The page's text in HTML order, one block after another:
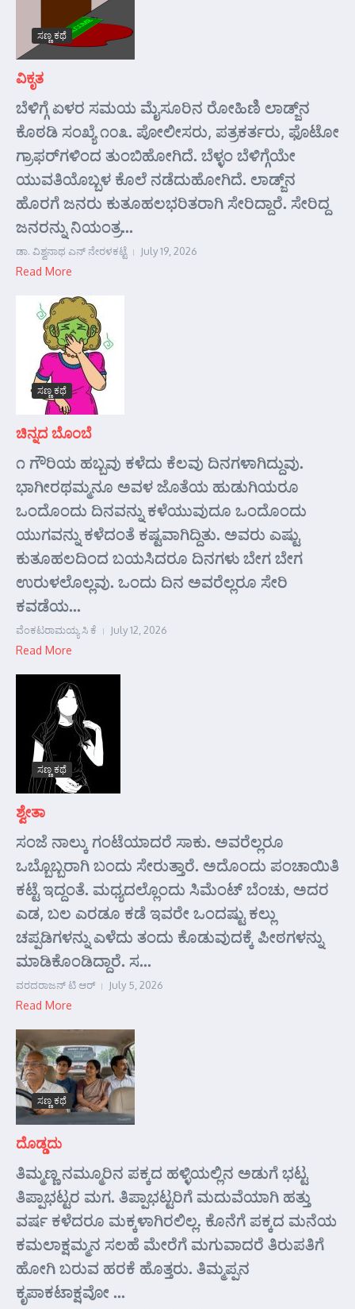
ಸಣ್ಣ ಕಥೆ
ವಿಕೃತ
ಬೆಳಿಗ್ಗೆ ಏಳರ ಸಮಯ ಮೈಸೂರಿನ ರೋಹಿಣಿ ಲಾಡ್ಜ್‌ನ
ಕೊಠಡಿ ಸಂಖ್ಯೆ ೧೦೩. ಪೋಲೀಸರು, ಪತ್ರಕರ್ತರು, ಫೊಟೋ
ಗ್ರಾಫರ್‌ಗಳಿಂದ ತುಂಬಿಹೋಗಿದೆ. ಬೆಳ್ಳಂ ಬೆಳಿಗ್ಗೆಯೇ
ಯುವತಿಯೊಬ್ಬಳ ಕೊಲೆ ನಡೆದುಹೋಗಿದೆ. ಲಾಡ್ಜ್‌ನ
ಹೊರಗೆ ಜನರು ಕುತೂಹಲಭರಿತರಾಗಿ ಸೇರಿದ್ದಾರೆ. ಸೇರಿದ್ದ
ಜನರನ್ನು ನಿಯಂತ್ರ...
ಡಾ. ವಿಶ್ವನಾಥ ಎನ್ ನೇರಳಕಟ್ಟೆ July 19, 2026
Read More
ಸಣ್ಣ ಕಥೆ
ಚಿನ್ನದ ಬೊಂಬೆ
೧ ಗೌರಿಯ ಹಬ್ಬವು ಕಳೆದು ಕೆಲವು ದಿನಗಳಾಗಿದ್ದುವು.
ಭಾಗೀರಥಮ್ಮನೂ ಅವಳ ಜೊತೆಯ ಹುಡುಗಿಯರೂ
ಒಂದೊಂದು ದಿನವನ್ನು ಕಳೆಯುವುದೂ ಒಂದೊಂದು
ಯುಗವನ್ನು ಕಳೆದಂತೆ ಕಷ್ಟವಾಗಿದ್ದಿತು. ಅವರು ಎಷ್ಟು
ಕುತೂಹಲದಿಂದ ಬಯಸಿದರೂ ದಿನಗಳು ಬೇಗ ಬೇಗ
ಉರುಳಲೊಲ್ಲವು. ಒಂದು ದಿನ ಅವರೆಲ್ಲರೂ ಸೇರಿ
ಕವಡೆಯ...
ವೆಂಕಟರಾಮಯ್ಯ ಸಿ ಕೆ July 12, 2026
Read More
ಸಣ್ಣ ಕಥೆ
ಶ್ವೇತಾ
ಸಂಜೆ ನಾಲ್ಕು ಗಂಟೆಯಾದರೆ ಸಾಕು. ಅವರೆಲ್ಲರೂ
ಒಬ್ಬೊಬ್ಬರಾಗಿ ಬಂದು ಸೇರುತ್ತಾರೆ. ಅದೊಂದು ಪಂಚಾಯಿತಿ
ಕಟ್ಟೆ ಇದ್ದಂತೆ. ಮಧ್ಯದಲ್ಲೊಂದು ಸಿಮೆಂಟ್ ಬೆಂಚು, ಅದರ
ಎಡ, ಬಲ ಎರಡೂ ಕಡೆ ಇವರೇ ಒಂದಷ್ಟು ಕಲ್ಲು
ಚಪ್ಪಡಿಗಳನ್ನು ಎಳೆದು ತಂದು ಕೊಡುವುದಕ್ಕೆ ಪೀಠಗಳನ್ನು
ಮಾಡಿಕೊಂಡಿದ್ದಾರೆ. ಸ...
ವರದರಾಜನ್ ಟಿ ಆರ್ July 5, 2026
Read More
ಸಣ್ಣ ಕಥೆ
ದೊಡ್ಡದು
ತಿಮ್ಮಣ್ಣ ನಮ್ಮೂರಿನ ಪಕ್ಕದ ಹಳ್ಳಿಯಲ್ಲಿನ ಅಡುಗೆ ಭಟ್ಟ
ತಿಪ್ಪಾಭಟ್ಟರ ಮಗ. ತಿಪ್ಪಾಭಟ್ಟರಿಗೆ ಮದುವೆಯಾಗಿ ಹತ್ತು
ವರ್ಷ ಕಳೆದರೂ ಮಕ್ಕಳಾಗಿರಲಿಲ್ಲ. ಕೊನೆಗೆ ಪಕ್ಕದ ಮನೆಯ
ಕಮಲಾಕ್ಷಮ್ಮನ ಸಲಹೆ ಮೇರೆಗೆ ಮಗುವಾದರೆ ತಿರುಪತಿಗೆ
ಹೋಗಿ ಬರುವ ಹರಕೆ ಹೊತ್ತರು. ತಿಮ್ಮಪ್ಪನ
ಕೃಪಾಕಟಾಕ್ಷವೋ ...